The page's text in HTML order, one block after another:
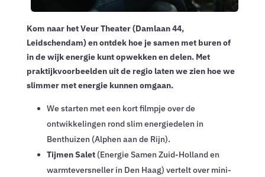
Kom naar het Veur Theater (Damlaan 44,
Leidschendam) en ontdek hoe je samen met buren of
in de wijk energie kunt opwekken en delen. Met
praktijkvoorbeelden uit de regio laten we zien hoe we
slimmer met energie kunnen omgaan.
We starten met een kort filmpje over de
ontwikkelingen rond slim energiedelen in
Benthuizen (Alphen aan de Rijn).
Tijmen Salet(Energie Samen Zuid-Holland en
warmteversneller in Den Haag) vertelt over mini-